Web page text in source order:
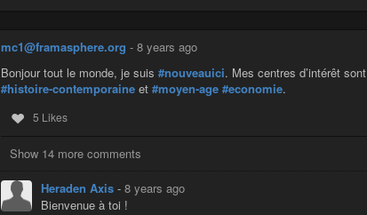
mc1@framasphere.org - 8 years ago
Bonjour tout le monde, je suis #nouveauici. Mes centres d’intérêt sont
#histoire-contemporaine et #moyen-age #economie.
5 Likes
Show 14 more comments
Heraden Axis - 8 years ago
Bienvenue à toi !